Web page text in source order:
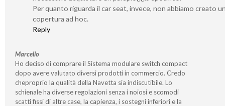
Per quanto riguarda il car seat, invece, non abbiamo creato
copertura ad hoc.
Reply
Marcello
Ho deciso di comprare il Sistema modulare switch compact
dopo avere valutato diversi prodotti in commercio. Credo
cheproprio la qualità della Navetta sia indiscutibile. Lo
schienale ha diverse regolazioni senza i noiosi e scomodi
scatti fissi di altre case, la capienza, i sostegni inferiori e la